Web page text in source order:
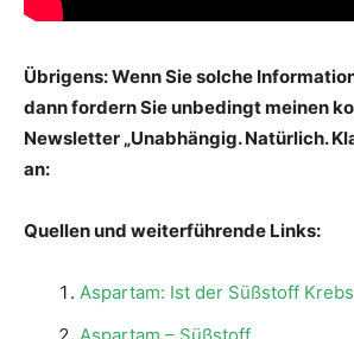
Übrigens: Wenn Sie solche
dann fordern Sie unbedingt meinen
Newsletter „Unabhängig. Natürlich.
an:
Quellen und weiterführende Links:
Aspartam: Ist der Süßstoff